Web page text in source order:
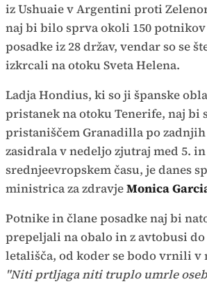
iz Ushuaie v Argentini proti
naj bi bilo sprva okoli 150
posadke iz 28 držav, vendar so se
izkrcali na otoku Sveta Helena.
Ladja Hondius, ki so ji španske
pristanek na otoku Tenerife, naj bi
pristaniščem Granadilla po
zasidrala v nedeljo zjutraj med 5.
srednjeevropskem času, je danes
ministrica za zdravjeMonica
Potnike in člane posadke naj bi
prepeljali na obalo in z avtobusi
letališča, od koder se bodo vrnili v
"Niti prtljaga niti truplo umrle